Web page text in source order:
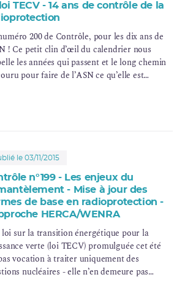
TECV - 14 ans de contrôle de la
200 de Contrôle, pour les dix ans de
! Ce petit clin d’œil du calendrier nous
les années qui passent et le long chemin
pour faire de l’ASN ce qu’elle est
le 03/11/2015
n°199 - Les enjeux du
- Mise à jour des
de base en radioprotection -
HERCA/WENRA
loi sur la transition énergétique pour la
verte (loi TECV) promulguée cet été
vocation à traiter uniquement des
nucléaires - elle n’en demeure pas